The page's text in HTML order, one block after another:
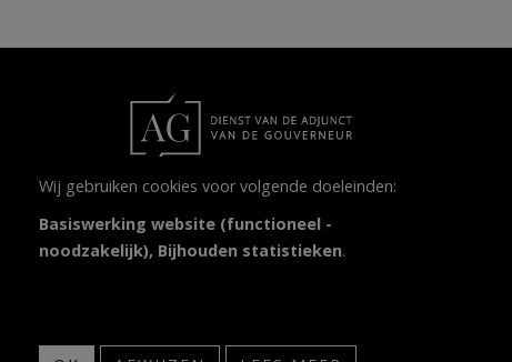
Orgaan van administratief toezicht dat
waakt over de correcte naleving van de
Wij gebruiken cookies voor volgende doeleinden:
Basiswerking website (functioneel -
noodzakelijk), Bijhouden statistieken.